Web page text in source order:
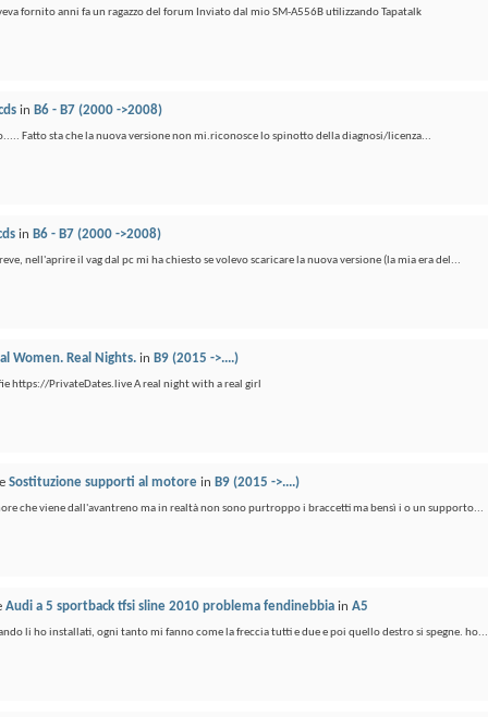
fornito anni fa un ragazzo del forum Inviato dal mio SM-A556B utilizzando Tapatalk
in B6 - B7 (2000 ->2008)
Fatto sta che la nuova versione non mi.riconosce lo spinotto della diagnosi/licenza...
in B6 - B7 (2000 ->2008)
nell'aprire il vag dal pc mi ha chiesto se volevo scaricare la nuova versione (la mia era del...
Women. Real Nights. in B9 (2015 ->....)
https://PrivateDates.live A real night with a real girl
Sostituzione supporti al motore in B9 (2015 ->....)
che viene dall'avantreno ma in realtà non sono purtroppo i braccetti ma bensì i o un supporto...
Audi a 5 sportback tfsi sline 2010 problema fendinebbia in A5
li ho installati, ogni tanto mi fanno come la freccia tutti e due e poi quello destro si spegne. ho...